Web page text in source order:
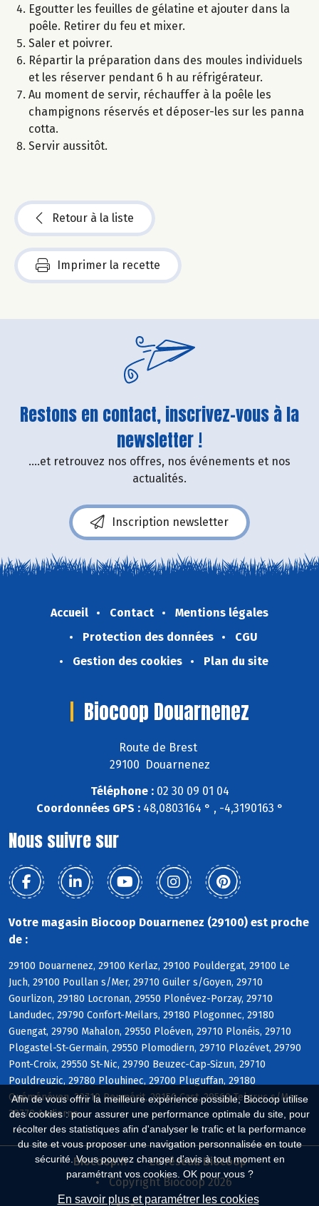
Afin de vous offrir la meilleure expérience possible, Biocoop utilise
des cookies : pour assurer une performance optimale du site, pour
récolter des statistiques afin d'analyser le trafic et la performance
du site et vous proposer une navigation personnalisée en toute
sécurité. Vous pouvez changer d'avis à tout moment en
paramétrant vos cookies. OK pour vous ?
En savoir plus et paramétrer les cookies
Egoutter les feuilles de gélatine et ajouter dans la
poêle. Retirer du feu et mixer.
Saler et poivrer.
Répartir la préparation dans des moules individuels
et les réserver pendant 6 h au réfrigérateur.
Au moment de servir, réchauffer à la poêle les
champignons réservés et déposer-les sur les panna
cotta.
Servir aussitôt.
Retour à la liste
Imprimer la recette
Restons en contact, inscrivez-vous à la
newsletter !
....et retrouvez nos offres, nos événements et nos
actualités.
Inscription newsletter
Accueil Contact
Mentions légales
Protection des données
CGU
Gestion des cookies
Plan du site
Biocoop Douarnenez
Route de Brest
29100 Douarnenez
Téléphone :02 30 09 01 04
Coordonnées GPS :48,0803164 ° , -4,3190163 °
Nous suivre sur
Votre magasin Biocoop Douarnenez (29100) est proche
de :
29100 Douarnenez, 29100 Kerlaz, 29100 Pouldergat, 29100 Le
Juch, 29100 Poullan s/Mer, 29710 Guiler s/Goyen, 29710
Gourlizon, 29180 Locronan, 29550 Plonévez-Porzay, 29710
Landudec, 29790 Confort-Meilars, 29180 Plogonnec, 29180
Guengat, 29790 Mahalon, 29550 Ploéven, 29710 Plonéis, 29710
Plogastel-St-Germain, 29550 Plomodiern, 29710 Plozévet, 29790
Pont-Croix, 29550 St-Nic, 29790 Beuzec-Cap-Sizun, 29710
Pouldreuzic, 29780 Plouhinec, 29700 Pluguffan, 29180
Quéménéven, 29710 Peumérit, 29150 Cast, 29560 Telgruc s/Mer,
29770 Audierne
Biocoop.fr
Le réseau Biocoop
Copyright Biocoop 2026